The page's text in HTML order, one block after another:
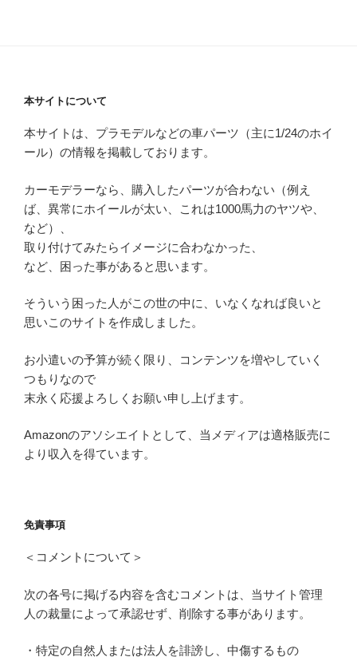
本サイトについて
本サイトは、プラモデルなどの車パーツ（主に1/24のホイ
ール）の情報を掲載しております。
カーモデラーなら、購入したパーツが合わない（例え
ば、異常にホイールが太い、これは1000馬力のヤツや、
など）、
取り付けてみたらイメージに合わなかった、
など、困った事があると思います。
そういう困った人がこの世の中に、いなくなれば良いと
思いこのサイトを作成しました。
お小遣いの予算が続く限り、コンテンツを増やしていく
つもりなので
末永く応援よろしくお願い申し上げます。
Amazonのアソシエイトとして、当メディアは適格販売に
より収入を得ています。
免責事項
＜コメントについて＞
次の各号に掲げる内容を含むコメントは、当サイト管理
人の裁量によって承認せず、削除する事があります。
・特定の自然人または法人を誹謗し、中傷するもの